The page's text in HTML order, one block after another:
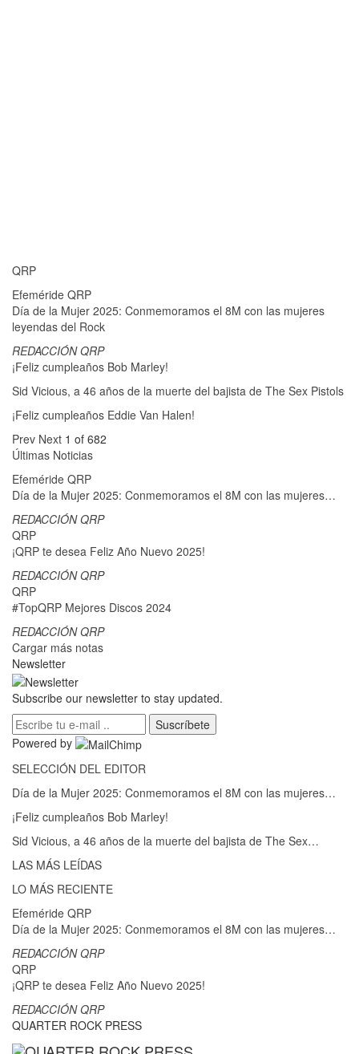
QRP
Efeméride QRP
Día de la Mujer 2025: Conmemoramos el 8M con las mujeres
leyendas del Rock
REDACCIÓN QRP
¡Feliz cumpleaños Bob Marley!
Sid Vicious, a 46 años de la muerte del bajista de The Sex Pistols
¡Feliz cumpleaños Eddie Van Halen!
Prev Next 1 of 682
Últimas Noticias
Efeméride QRP
Día de la Mujer 2025: Conmemoramos el 8M con las mujeres…
REDACCIÓN QRP
QRP
¡QRP te desea Feliz Año Nuevo 2025!
REDACCIÓN QRP
QRP
#TopQRP Mejores Discos 2024
REDACCIÓN QRP
Cargar más notas
Newsletter
Subscribe our newsletter to stay updated.
Suscríbete
Powered by
SELECCIÓN DEL EDITOR
Día de la Mujer 2025: Conmemoramos el 8M con las mujeres…
¡Feliz cumpleaños Bob Marley!
Sid Vicious, a 46 años de la muerte del bajista de The Sex…
LAS MÁS LEÍDAS
LO MÁS RECIENTE
Efeméride QRP
Día de la Mujer 2025: Conmemoramos el 8M con las mujeres…
REDACCIÓN QRP
QRP
¡QRP te desea Feliz Año Nuevo 2025!
REDACCIÓN QRP
QUARTER ROCK PRESS